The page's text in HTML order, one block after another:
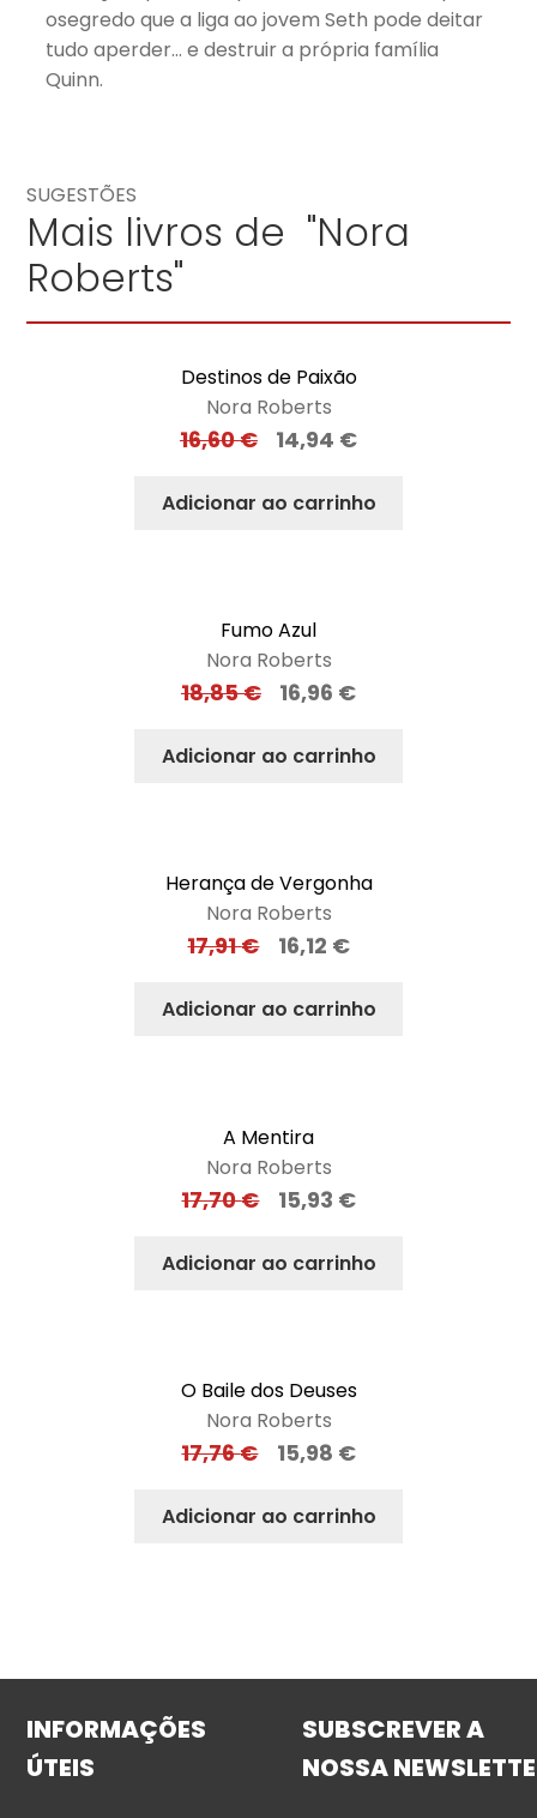
osegredo que a liga ao jovem Seth pode deitar
tudo aperder… e destruir a própria família
Quinn.
SUGESTÕES
Mais livros de "Nora
Roberts"
Destinos de Paixão
Nora Roberts
16,60€ 14,94 €
Adicionar ao carrinho
Fumo Azul
Nora Roberts
18,85€ 16,96 €
Adicionar ao carrinho
Herança de Vergonha
Nora Roberts
17,91€ 16,12 €
Adicionar ao carrinho
A Mentira
Nora Roberts
17,70€ 15,93 €
Adicionar ao carrinho
O Baile dos Deuses
Nora Roberts
17,76€ 15,98 €
Adicionar ao carrinho
INFORMAÇÕES
ÚTEIS
SUBSCREVER A
NOSSA